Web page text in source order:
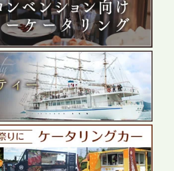
ご案内｜ケータリングのセカンド
橋支社を設立。再開発やオフィス
リアの企業ニーズに応え、高品質
イベント・懇親会をサポート
ご案内｜ケータリングのセカンド
社を新設。幕張・舞浜の大型イベ
の社内懇親会まで、現地拠点を活
対応を展開